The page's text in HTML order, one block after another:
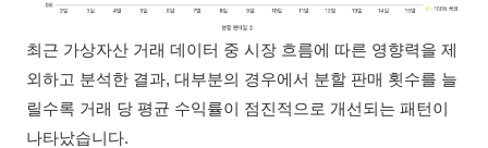
최근 가상자산 거래 데이터 중 시장 흐름에 따른 영향력을 제
외하고 분석한 결과, 대부분의 경우에서 분할 판매 횟수를 늘
릴수록 거래 당 평균 수익률이 점진적으로 개선되는 패턴이
나타났습니다.